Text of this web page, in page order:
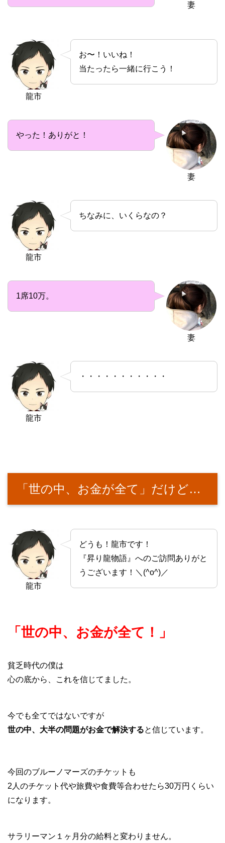
妻
龍市
お〜！いいね！
当たったら一緒に行こう！
妻
やった！ありがと！
龍市
ちなみに、いくらなの？
妻
1席10万。
龍市
・・・・・・・・・・・
「世の中、お金が全て」だけど…
龍市
どうも！龍市です！
『昇り龍物語』へのご訪問ありがと
うございます！＼(^o^)／
「世の中、お金が全て！」
貧乏時代の僕は
心の底から、これを信じてました。
今でも全てではないですが
世の中、大半の問題がお金で解決すると信じています。
今回のブルーノマーズのチケットも
2人のチケット代や旅費や食費等合わせたら30万円くらい
になります。
サラリーマン１ヶ月分の給料と変わりません。